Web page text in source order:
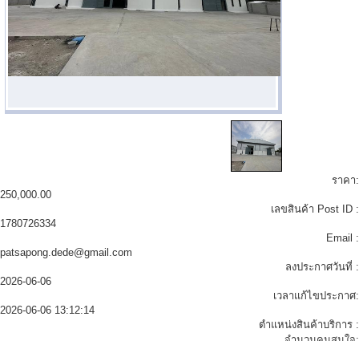
ราคา:
250,000.00
เลขสินค้า Post ID :
1780726334
Email :
patsapong.dede@gmail.com
ลงประกาศวันที่ :
2026-06-06
เวลาแก้ไขประกาศ:
2026-06-06 13:12:14
ตำแหน่งสินค้าบริการ :